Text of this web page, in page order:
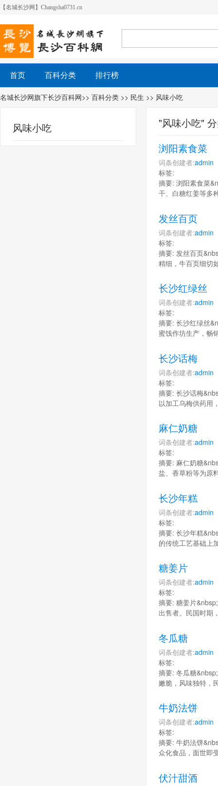
【名城长沙网】Changsha0731.cn
首页 百科分类 排行榜
名城长沙网旗下长沙百科网>> 百科分类 >> 民生 >> 风味小吃
"风味小吃"
浏阳素食菜
词条创建者:admin
标签:
摘要: 浏阳素食菜
干、白糖红姜等多
发丝百页
词条创建者:admin
标签:
摘要: 发丝百页
精细，牛百页细切
长沙红绿丝
词条创建者:admin
标签:
摘要: 长沙红绿丝
蜜饯作坊生产，畅
长沙话梅
词条创建者:admin
标签:
摘要: 长沙话梅
以加工乌梅供药用
麻仁奶糖
词条创建者:admin
标签:
摘要: 麻仁奶糖
盐、香草粉等为原
长沙年糕
词条创建者:admin
标签:
摘要: 长沙年糕
的传统工艺基础上
糖姜片
词条创建者:admin
标签:
摘要: 糖姜片
出售者。民国时期
冬瓜糖
词条创建者:admin
标签:
摘要: 冬瓜糖
嫩脆，风味独特，
牛奶法饼
词条创建者:admin
标签:
摘要: 牛奶法饼
众化食品，面世即
伏汁甜酒
风味小吃